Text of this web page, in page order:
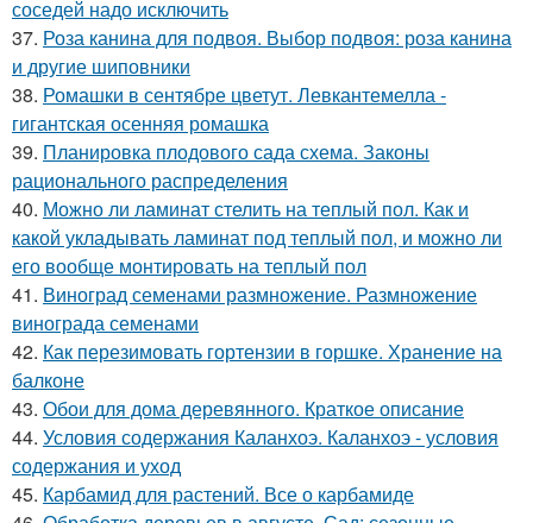
соседей надо исключить
37. Роза канина для подвоя. Выбор подвоя: роза канина
и другие шиповники
38. Ромашки в сентябре цветут. Левкантемелла -
гигантская осенняя ромашка
39. Планировка плодового сада схема. Законы
рационального распределения
40. Можно ли ламинат стелить на теплый пол. Как и
какой укладывать ламинат под теплый пол, и можно ли
его вообще монтировать на теплый пол
41. Виноград семенами размножение. Размножение
винограда семенами
42. Как перезимовать гортензии в горшке. Хранение на
балконе
43. Обои для дома деревянного. Краткое описание
44. Условия содержания Каланхоэ. Каланхоэ - условия
содержания и уход
45. Карбамид для растений. Все о карбамиде